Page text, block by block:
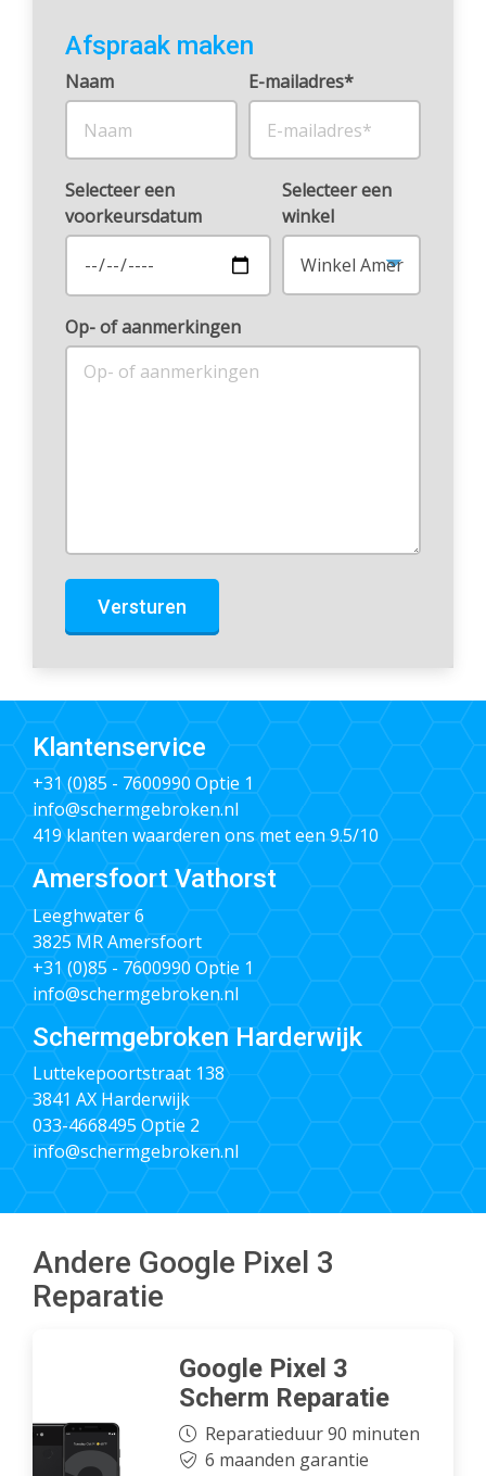
Afspraak maken
Naam E-mailadres*
Selecteer een
voorkeursdatum
Selecteer een
winkel
Op- of aanmerkingen
Versturen
Klantenservice
+31 (0)85 - 7600990 Optie 1
info@schermgebroken.nl
419 klanten waarderen ons met een 9.5/10
Amersfoort Vathorst
Leeghwater 6
3825 MR Amersfoort
+31 (0)85 - 7600990 Optie 1
info@schermgebroken.nl
Schermgebroken Harderwijk
Luttekepoortstraat 138
3841 AX Harderwijk
033-4668495 Optie 2
info@schermgebroken.nl
Andere Google Pixel 3
Reparatie
Google Pixel 3
Scherm Reparatie
Reparatieduur 90 minuten
6 maanden garantie